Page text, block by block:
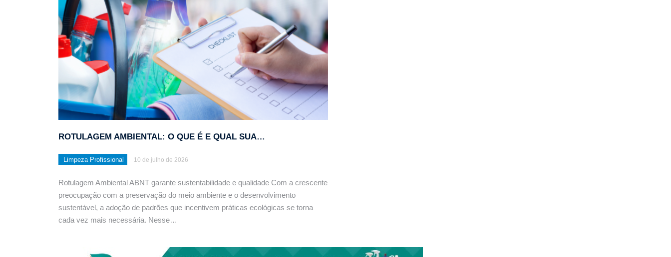
ROTULAGEM AMBIENTAL: O QUE É E QUAL SUA…
Limpeza Profissional 10 de julho de 2026
Rotulagem Ambiental ABNT garante sustentabilidade e qualidade Com a crescente
preocupação com a preservação do meio ambiente e o desenvolvimento
sustentável, a adoção de padrões que incentivem práticas ecológicas se torna
cada vez mais necessária. Nesse…